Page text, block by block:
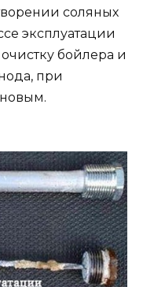
соляных
эксплуатации
бойлера и
при